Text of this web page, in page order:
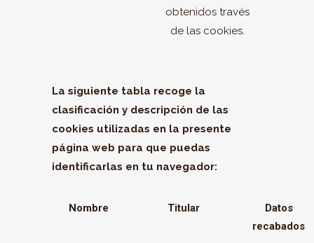
obtenidos través
de las cookies.
La siguiente tabla recoge la
clasificación y descripción de las
cookies utilizadas en la presente
página web para que puedas
identificarlas en tu navegador:
Nombre Titular
Datos
recabados